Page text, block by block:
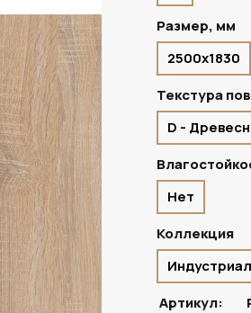
Размер, мм
2500х1830
Текстура
D -
Нет
Коллекция
Артикул: